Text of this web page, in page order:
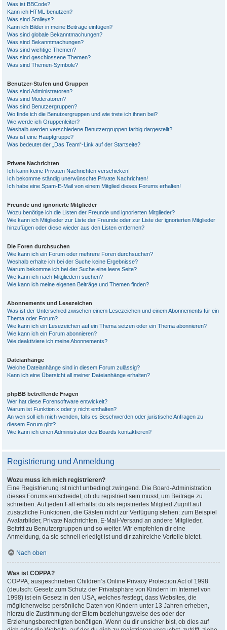
Was ist BBCode?
Kann ich HTML benutzen?
Was sind Smileys?
Kann ich Bilder in meine Beiträge einfügen?
Was sind globale Bekanntmachungen?
Was sind Bekanntmachungen?
Was sind wichtige Themen?
Was sind geschlossene Themen?
Was sind Themen-Symbole?
Benutzer-Stufen und Gruppen
Was sind Administratoren?
Was sind Moderatoren?
Was sind Benutzergruppen?
Wo finde ich die Benutzergruppen und wie trete ich ihnen bei?
Wie werde ich Gruppenleiter?
Weshalb werden verschiedene Benutzergruppen farbig dargestellt?
Was ist eine Hauptgruppe?
Was bedeutet der „Das Team“-Link auf der Startseite?
Private Nachrichten
Ich kann keine Privaten Nachrichten verschicken!
Ich bekomme ständig unerwünschte Private Nachrichten!
Ich habe eine Spam-E-Mail von einem Mitglied dieses Forums erhalten!
Freunde und ignorierte Mitglieder
Wozu benötige ich die Listen der Freunde und ignorierten Mitglieder?
Wie kann ich Mitglieder zur Liste der Freunde oder zur Liste der ignorierten Mitglieder
hinzufügen oder diese wieder aus den Listen entfernen?
Die Foren durchsuchen
Wie kann ich ein Forum oder mehrere Foren durchsuchen?
Weshalb erhalte ich bei der Suche keine Ergebnisse?
Warum bekomme ich bei der Suche eine leere Seite?
Wie kann ich nach Mitgliedern suchen?
Wie kann ich meine eigenen Beiträge und Themen finden?
Abonnements und Lesezeichen
Was ist der Unterschied zwischen einem Lesezeichen und einem Abonnements für ein
Thema oder Forum?
Wie kann ich ein Lesezeichen auf ein Thema setzen oder ein Thema abonnieren?
Wie kann ich ein Forum abonnieren?
Wie deaktiviere ich meine Abonnements?
Dateianhänge
Welche Dateianhänge sind in diesem Forum zulässig?
Kann ich eine Übersicht all meiner Dateianhänge erhalten?
phpBB betreffende Fragen
Wer hat diese Forensoftware entwickelt?
Warum ist Funktion x oder y nicht enthalten?
An wen soll ich mich wenden, falls es Beschwerden oder juristische Anfragen zu
diesem Forum gibt?
Wie kann ich einen Administrator des Boards kontaktieren?
Registrierung und Anmeldung
Wozu muss ich mich registrieren?
Eine Registrierung ist nicht unbedingt zwingend. Die Board-Administration
dieses Forums entscheidet, ob du registriert sein musst, um Beiträge zu
schreiben. Auf jeden Fall erhältst du als registriertes Mitglied Zugriff auf
zusätzliche Funktionen, die Gästen nicht zur Verfügung stehen: zum Beispiel
Avatarbilder, Private Nachrichten, E-Mail-Versand an andere Mitglieder,
Beitritt zu Benutzergruppen und so weiter. Wir empfehlen dir eine
Anmeldung, da sie schnell erledigt ist und dir zahlreiche Vorteile bietet.
Nach oben
Was ist COPPA?
COPPA, ausgeschrieben Children’s Online Privacy Protection Act of 1998
(deutsch: Gesetz zum Schutz der Privatsphäre von Kindern im Internet von
1998) ist ein Gesetz in den USA, welches festlegt, dass Websites, die
möglicherweise persönliche Daten von Kindern unter 13 Jahren erheben,
hierzu die Zustimmung der Eltern beziehungsweise des oder der
Erziehungsberechtigten benötigen. Wenn du dir unsicher bist, ob dies auf